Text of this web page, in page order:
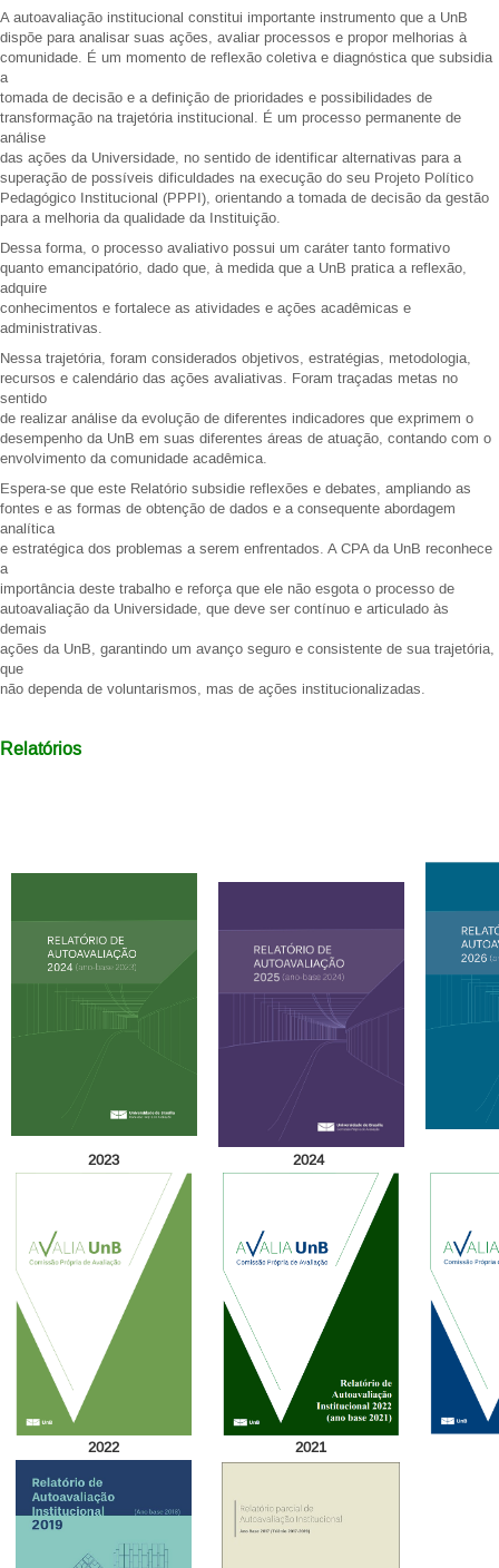
A autoavaliação institucional constitui importante instrumento que a UnB
dispõe para analisar suas ações, avaliar processos e propor melhorias à
comunidade. É um momento de reflexão coletiva e diagnóstica que subsidia
a
tomada de decisão e a definição de prioridades e possibilidades de
transformação na trajetória institucional. É um processo permanente de
análise
das ações da Universidade, no sentido de identificar alternativas para a
superação de possíveis dificuldades na execução do seu Projeto Político
Pedagógico Institucional (PPPI), orientando a tomada de decisão da gestão
para a melhoria da qualidade da Instituição.
Dessa forma, o processo avaliativo possui um caráter tanto formativo
quanto emancipatório, dado que, à medida que a UnB pratica a reflexão,
adquire
conhecimentos e fortalece as atividades e ações acadêmicas e
administrativas.
Nessa trajetória, foram considerados objetivos, estratégias, metodologia,
recursos e calendário das ações avaliativas. Foram traçadas metas no
sentido
de realizar análise da evolução de diferentes indicadores que exprimem o
desempenho da UnB em suas diferentes áreas de atuação, contando com o
envolvimento da comunidade acadêmica.
Espera-se que este Relatório subsidie reflexões e debates, ampliando as
fontes e as formas de obtenção de dados e a consequente abordagem
analítica
e estratégica dos problemas a serem enfrentados. A CPA da UnB reconhece
a
importância deste trabalho e reforça que ele não esgota o processo de
autoavaliação da Universidade, que deve ser contínuo e articulado às
demais
ações da UnB, garantindo um avanço seguro e consistente de sua trajetória,
que
não dependa de voluntarismos, mas de ações institucionalizadas.
Relatórios
2023 2024
2022 2021